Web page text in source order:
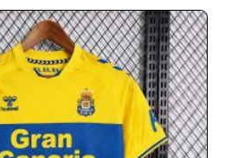
alto
a
bajo